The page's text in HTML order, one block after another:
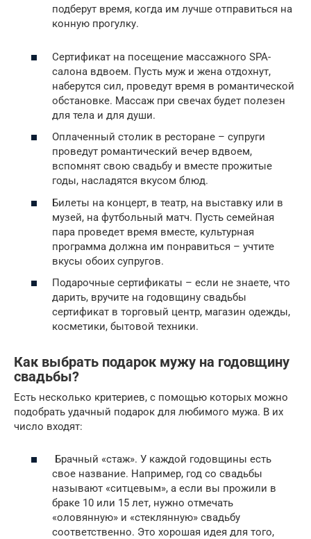
подберут время, когда им лучше отправиться на
конную прогулку.
Сертификат на посещение массажного SPA-
салона вдвоем. Пусть муж и жена отдохнут,
наберутся сил, проведут время в романтической
обстановке. Массаж при свечах будет полезен
для тела и для души.
Оплаченный столик в ресторане – супруги
проведут романтический вечер вдвоем,
вспомнят свою свадьбу и вместе прожитые
годы, насладятся вкусом блюд.
Билеты на концерт, в театр, на выставку или в
музей, на футбольный матч. Пусть семейная
пара проведет время вместе, культурная
программа должна им понравиться – учтите
вкусы обоих супругов.
Подарочные сертификаты – если не знаете, что
дарить, вручите на годовщину свадьбы
сертификат в торговый центр, магазин одежды,
косметики, бытовой техники.
Как выбрать подарок мужу на годовщину
свадьбы?
Есть несколько критериев, с помощью которых можно
подобрать удачный подарок для любимого мужа. В их
число входят:
Брачный «стаж». У каждой годовщины есть
свое название. Например, год со свадьбы
называют «ситцевым», а если вы прожили в
браке 10 или 15 лет, нужно отмечать
«оловянную» и «стеклянную» свадьбу
соответственно. Это хорошая идея для того,